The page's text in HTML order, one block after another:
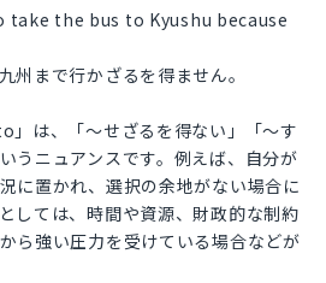
the bus to Kyushu because
州まで行かざるを得ません。
は、「～せざるを得ない」「～す
うニュアンスです。例えば、自分が
に置かれ、選択の余地がない場合に
しては、時間や資源、財政的な制約
ら強い圧力を受けている場合などが